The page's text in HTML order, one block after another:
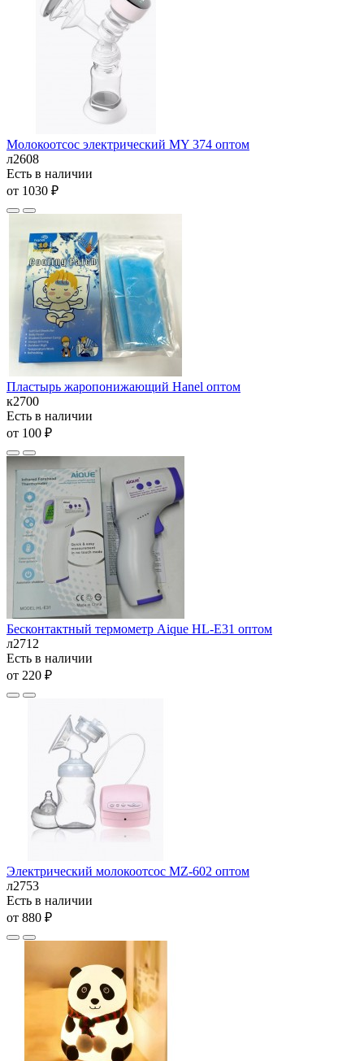
Молокоотсос электрический MY 374 оптом
л2608
Есть в наличии
от 1030 ₽
Пластырь жаропонижающий Hanel оптом
к2700
Есть в наличии
от 100 ₽
Бесконтактный термометр Aique HL-E31 оптом
л2712
Есть в наличии
от 220 ₽
Электрический молокоотсос MZ-602 оптом
л2753
Есть в наличии
от 880 ₽